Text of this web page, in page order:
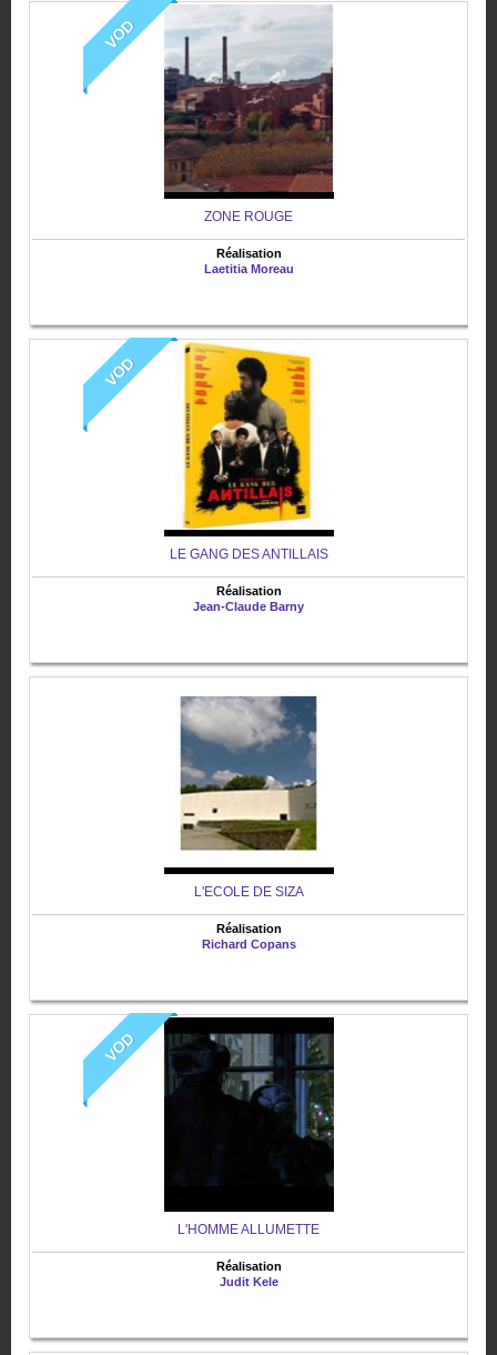
VOD
ZONE ROUGE
Réalisation
Laetitia Moreau
VOD
LE GANG DES ANTILLAIS
Réalisation
Jean-Claude Barny
L'ECOLE DE SIZA
Réalisation
Richard Copans
VOD
L'HOMME ALLUMETTE
Réalisation
Judit Kele